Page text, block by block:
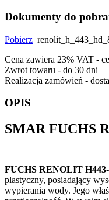
Dokumenty do
Pobierz
Cena zawiera 23% VAT -
Zwrot towaru - do 30 dni
Realizacja zamówień -
OPIS
SMAR FUCHS
FUCHS RENOLIT
plastyczny, posiadający
wypierania wody. Jego